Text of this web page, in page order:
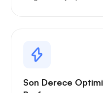
Son Derece